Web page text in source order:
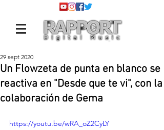
Un Flowzeta de punta en blanco se
reactiva en "Desde que te vi", con la
colaboración de Gema
29 sept 2020
https://youtu.be/wRA_oZ2CyLY